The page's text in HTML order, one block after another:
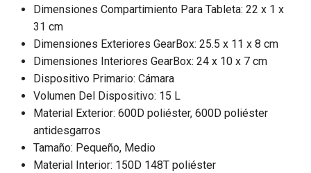
Dimensiones Compartimiento Para Tableta: 22 x 1 x
31 cm
Dimensiones Exteriores GearBox: 25.5 x 11 x 8 cm
Dimensiones Interiores GearBox: 24 x 10 x 7 cm
Dispositivo Primario: Cámara
Volumen Del Dispositivo: 15 L
Material Exterior: 600D poliéster, 600D poliéster
antidesgarros
Tamaño: Pequeño, Medio
Material Interior: 150D 148T poliéster